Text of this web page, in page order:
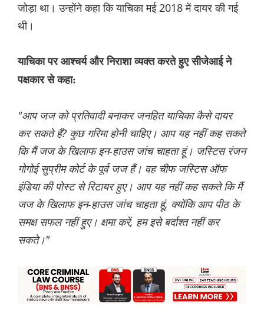
जोड़ा था। उन्होंने कहा कि याचिका मई 2018 में दायर की गई
थी।
याचिका पर आश्चर्य और निराशा व्यक्त करते हुए सीजेआई ने
पक्षकार से कहा:
"आप जज को प्रतिवादी बनाकर जनहित याचिका कैसे दायर
कर सकते हैं? कुछ गरिमा होनी चाहिए। आप यह नहीं कह सकते
कि मैं जज के खिलाफ इन-हाउस जांच चाहता हूं। जस्टिस रंजन
गोगोई सुप्रीम कोर्ट के पूर्व जज हैं। वह चीफ जस्टिस ऑफ
इंडिया की पोस्ट से रिटायर हुए। आप यह नहीं कह सकते कि मैं
जज के खिलाफ इन-हाउस जांच चाहता हूं, क्योंकि आप पीठ के
समक्ष सफल नहीं हुए। क्षमा करें, हम इसे बर्दाश्त नहीं कर
सकते।"